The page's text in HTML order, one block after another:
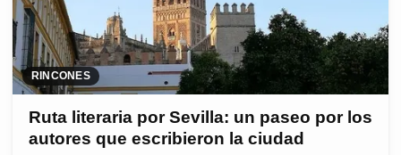
RINCONES
Ruta literaria por Sevilla: un paseo por los
autores que escribieron la ciudad